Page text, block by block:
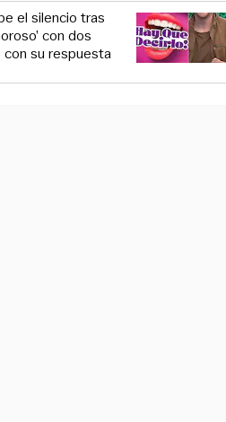
el silencio tras
con dos
su respuesta